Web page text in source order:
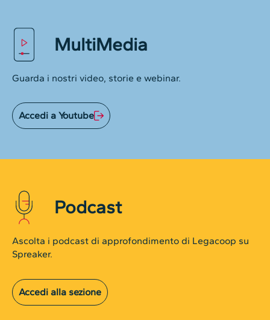
MultiMedia
Guarda i nostri video, storie e webinar.
Accedi a Youtube
Podcast
Ascolta i podcast di approfondimento di Legacoop su
Spreaker.
Accedi alla sezione